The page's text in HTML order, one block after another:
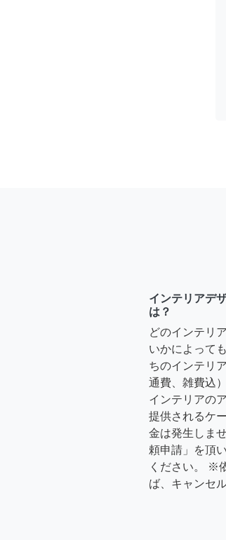
インテリアデ
は？
どのインテリ
いかによって
ちのインテリ
通費、雑費込
インテリアの
提供されるケ
金は発生しま
頼申請」を頂
ください。 ※
ば、キャンセ